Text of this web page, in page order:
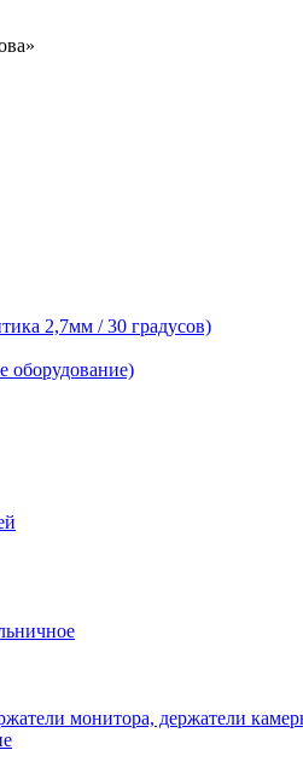
2,7мм / 30 градусов)
оборудование)
монитора, держатели